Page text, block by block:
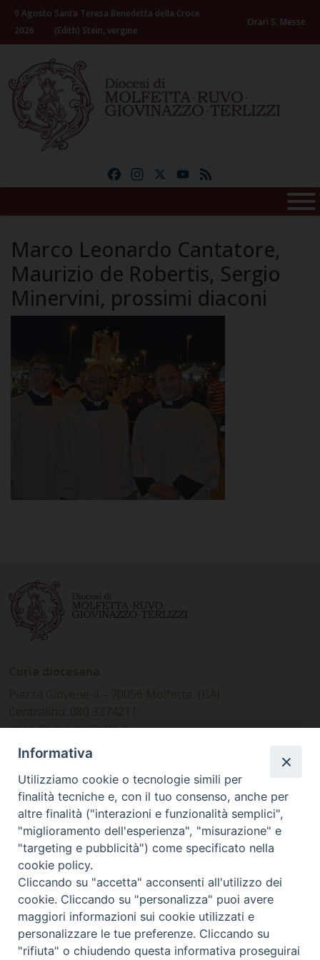
Skip
content
9 Agosto
2026
Santa Teresa Benedetta della Croce
(Edith) Stein, vergine
Orari S. Messe
FacebookInstagramYouTube
Marco Leonardo Cantatore,
Maurizio de Robertis, Sergio
Minervini, prossimi diaconi
www.diocesimolfetta.it –
diocesimolfetta@pec.chiesacattolica.it
Ufficio Comunicazioni sociali
Piazza Giovene 4 – 70056 Molfetta (BA)
comunicazionisociali@diocesimolfetta.it
SEGUICI SU
Facebook
Instagram
X YouTube
Feed
Privacy Policy - trasparenza
Informativa
Utilizziamo cookie o tecnologie simili per
finalità tecniche e, con il tuo consenso, anche per
altre finalità ("interazioni e funzionalità semplici",
"miglioramento dell'esperienza", "misurazione" e
"targeting e pubblicità") come specificato nella
cookie policy.
Cliccando su "accetta" acconsenti all'utilizzo dei
cookie. Cliccando su "personalizza" puoi avere
maggiori informazioni sui cookie utilizzati e
personalizzare le tue preferenze. Cliccando su
"rifiuta" o chiudendo questa informativa proseguirai